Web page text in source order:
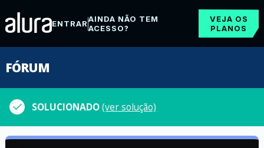
ENTRARAINDA NÃO TEM
ACESSO?
VEJA OS
PLANOS
FÓRUM
SOLUCIONADO(ver solução)